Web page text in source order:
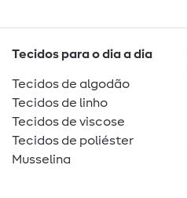
Tecidos para o dia a dia
Tecidos de algodão
Tecidos de linho
Tecidos de viscose
Tecidos de poliéster
Musselina